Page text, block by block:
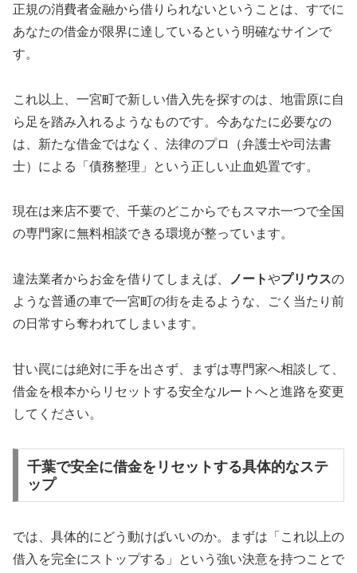
正規の消費者金融から借りられないということは、すでに
あなたの借金が限界に達しているという明確なサインで
す。
これ以上、一宮町で新しい借入先を探すのは、地雷原に自
ら足を踏み入れるようなものです。今あなたに必要なの
は、新たな借金ではなく、法律のプロ（弁護士や司法書
士）による「債務整理」という正しい止血処置です。
現在は来店不要で、千葉のどこからでもスマホ一つで全国
の専門家に無料相談できる環境が整っています。
違法業者からお金を借りてしまえば、 ノートやプリウスの
ような普通の車で一宮町の街を走るような、ごく当たり前
の日常すら奪われてしまいます。
甘い罠には絶対に手を出さず、まずは専門家へ相談して、
借金を根本からリセットする安全なルートへと進路を変更
してください。
千葉で安全に借金をリセットする具体的なステ
ップ
では、具体的にどう動けばいいのか。まずは「これ以上の
借入を完全にストップする」という強い決意を持つことで